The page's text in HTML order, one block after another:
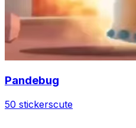
Pandebug
50 stickerscute